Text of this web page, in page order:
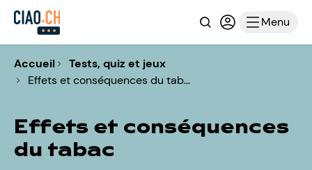
RechercheConnexion
Menu
Accueil
Tests, quiz et jeux
Effets et conséquences du tab…
Effets et conséquences
du tabac